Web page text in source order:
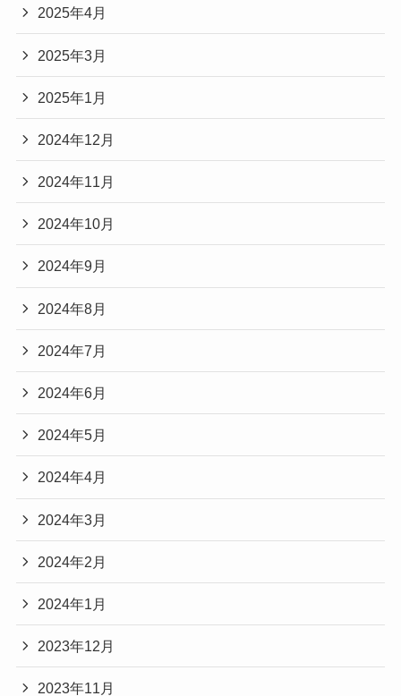
2025年4月
2025年3月
2025年1月
2024年12月
2024年11月
2024年10月
2024年9月
2024年8月
2024年7月
2024年6月
2024年5月
2024年4月
2024年3月
2024年2月
2024年1月
2023年12月
2023年11月